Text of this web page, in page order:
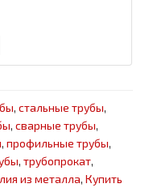
, стальные трубы,
, сварные трубы,
, профильные трубы,
, трубопрокат,
из металла, Купить